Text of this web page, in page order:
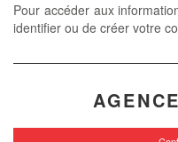
Pour accéder aux
identifier ou de créer votre